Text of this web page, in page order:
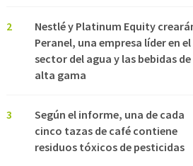
2
Nestlé y Platinum Equity
Peranel, una empresa líder en el
sector del agua y las bebidas de
alta gama
3
Según el informe, una de cada
cinco tazas de café contiene
residuos tóxicos de pesticidas